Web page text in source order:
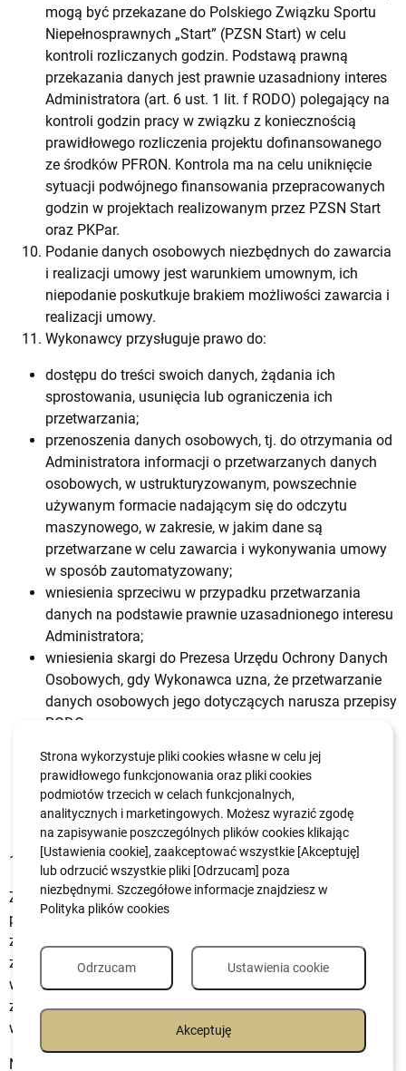
mogą być przekazane do Polskiego Związku Sportu
Niepełnosprawnych „Start” (PZSN Start) w celu
kontroli rozliczanych godzin. Podstawą prawną
przekazania danych jest prawnie uzasadniony interes
Administratora (art. 6 ust. 1 lit. f RODO) polegający na
kontroli godzin pracy w związku z koniecznością
prawidłowego rozliczenia projektu dofinansowanego
ze środków PFRON. Kontrola ma na celu uniknięcie
sytuacji podwójnego finansowania przepracowanych
godzin w projektach realizowanym przez PZSN Start
oraz PKPar.
Podanie danych osobowych niezbędnych do zawarcia
i realizacji umowy jest warunkiem umownym, ich
niepodanie poskutkuje brakiem możliwości zawarcia i
realizacji umowy.
Wykonawcy przysługuje prawo do:
dostępu do treści swoich danych, żądania ich
sprostowania, usunięcia lub ograniczenia ich
przetwarzania;
przenoszenia danych osobowych, tj. do otrzymania od
Administratora informacji o przetwarzanych danych
osobowych, w ustrukturyzowanym, powszechnie
używanym formacie nadającym się do odczytu
maszynowego, w zakresie, w jakim dane są
przetwarzane w celu zawarcia i wykonywania umowy
w sposób zautomatyzowany;
wniesienia sprzeciwu w przypadku przetwarzania
danych na podstawie prawnie uzasadnionego interesu
Administratora;
wniesienia skargi do Prezesa Urzędu Ochrony Danych
Osobowych, gdy Wykonawca uzna, że przetwarzanie
danych osobowych jego dotyczących narusza przepisy
RODO.
Dane osobowe Wykonawcy nie będą poddawane
zautomatyzowanemu podejmowaniu decyzji w tym
profilowaniu oraz nie będą przekazywane poza teren
Europejskiego Obszaru Gospodarczego
19. Uwagi końcowe
Z możliwości realizacji zamówienia będą wyłączone
podmioty, które powiązane są
z beneficjentem lub osobami upoważnionymi do zaciągania
zobowiązań w imieniu beneficjenta lub osobami
wykonującymi w imieniu beneficjenta czynności, związane
z przygotowaniem i przeprowadzeniem procedury wyboru
wykonawcy osobowo lub kapitałowo.
Niniejsze ogłoszenie nie jest ogłoszeniem w rozumieniu
Strona wykorzystuje pliki cookies własne w celu jej
prawidłowego funkcjonowania oraz pliki cookies
podmiotów trzecich w celach funkcjonalnych,
analitycznych i marketingowych. Możesz wyrazić zgodę
na zapisywanie poszczególnych plików cookies klikając
[Ustawienia cookie], zaakceptować wszystkie [Akceptuję]
lub odrzucić wszystkie pliki [Odrzucam] poza
niezbędnymi. Szczegółowe informacje znajdziesz w
Polityka plików cookies
Akceptuję
Ustawienia cookie
Odrzucam